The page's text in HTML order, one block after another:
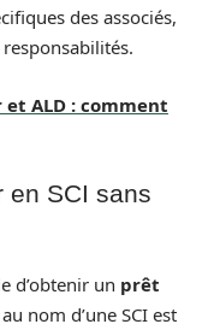
des associés,
ALD : comment
en SCI sans
d’obtenir un prêt
nom d’une SCI est